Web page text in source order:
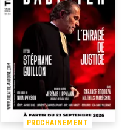
PROCHAINEMENT